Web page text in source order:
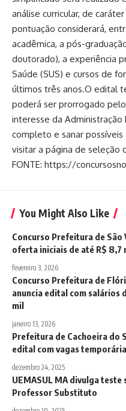
análise curricular, de
pontuação considerará,
acadêmica, a pós-
doutorado), a experiência
Saúde (SUS) e cursos de
últimos três anos.O edital
poderá ser prorrogado
interesse da
completo e sanar
visitar a página de seleção
FONTE: https://
You Might Also Like
Concurso Prefeitura de São
oferta iniciais de até R$ 8,7
fevereiro 3, 2026
Concurso Prefeitura de
anuncia edital com salários
mil
janeiro 13, 2026
Prefeitura de Cachoeira do
edital com vagas
dezembro 24, 2025
UEMASUL MA divulga
Professor Substituto